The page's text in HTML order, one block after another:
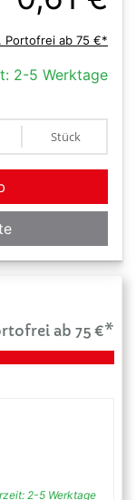
Portofrei ab 75 €*
2-5 Werktage
Stück
ab 75 €*
2-5 Werktage